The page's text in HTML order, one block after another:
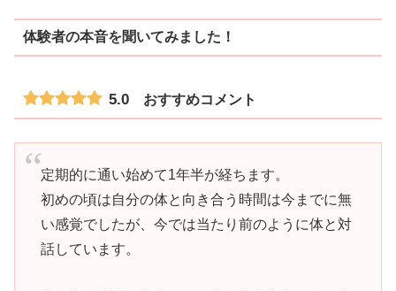
体験者の本音を聞いてみました！
5.0おすすめコメント
定期的に通い始めて1年半が経ちます。
初めの頃は自分の体と向き合う時間は今までに無
い感覚でしたが、今では当たり前のように体と対
話しています。